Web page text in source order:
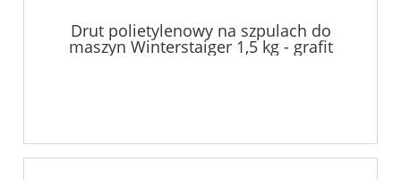
Drut polietylenowy na szpulach do
maszyn Winterstaiger 1,5 kg - grafit